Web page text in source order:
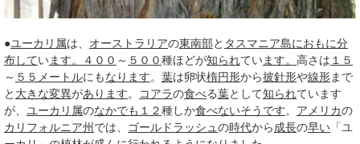
●ユーカリ属は、 オーストラリアの東南部と タスマニア島におもに分
布しています。 ４００ ～ ５００種ほどが知られています。 高さは １５
～ ５５ メートルにもなります。 葉は卵状楕円形から披針形や線形まで
と 大きな変異があります。 コアラの食べる葉として知られています
が、 ユーカリ属のなかでも １２種しか食べないそうです。 アメリカの
カリフォルニア州 では、 ゴールドラッシュ の時代から成長の早い 「ユ